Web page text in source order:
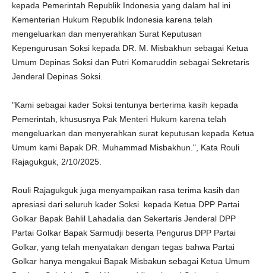
kepada Pemerintah Republik Indonesia yang dalam hal ini
Kementerian Hukum Republik Indonesia karena telah
mengeluarkan dan menyerahkan Surat Keputusan
Kepengurusan Soksi kepada DR. M. Misbakhun sebagai Ketua
Umum Depinas Soksi dan Putri Komaruddin sebagai Sekretaris
Jenderal Depinas Soksi.
"Kami sebagai kader Soksi tentunya berterima kasih kepada
Pemerintah, khususnya Pak Menteri Hukum karena telah
mengeluarkan dan menyerahkan surat keputusan kepada Ketua
Umum kami Bapak DR. Muhammad Misbakhun.", Kata Rouli
Rajagukguk, 2/10/2025.
Rouli Rajagukguk juga menyampaikan rasa terima kasih dan
apresiasi dari seluruh kader Soksi kepada Ketua DPP Partai
Golkar Bapak Bahlil Lahadalia dan Sekertaris Jenderal DPP
Partai Golkar Bapak Sarmudji beserta Pengurus DPP Partai
Golkar, yang telah menyatakan dengan tegas bahwa Partai
Golkar hanya mengakui Bapak Misbakun sebagai Ketua Umum